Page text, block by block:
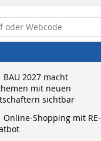
BAU 2027 macht
mit neuen
sichtbar
Online-Shopping mit RE-